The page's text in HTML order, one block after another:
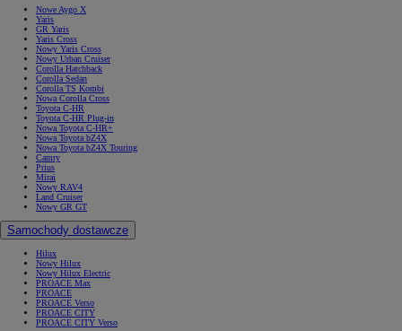
Nowe Aygo X
Yaris
GR Yaris
Yaris Cross
Nowy Yaris Cross
Nowy Urban Cruiser
Corolla Hatchback
Corolla Sedan
Corolla TS Kombi
Nowa Corolla Cross
Toyota C-HR
Toyota C-HR Plug-in
Nowa Toyota C-HR+
Nowa Toyota bZ4X
Nowa Toyota bZ4X Touring
Camry
Prius
Mirai
Nowy RAV4
Land Cruiser
Nowy GR GT
Samochody dostawcze
Hilux
Nowy Hilux
Nowy Hilux Electric
PROACE Max
PROACE
PROACE Verso
PROACE CITY
PROACE CITY Verso